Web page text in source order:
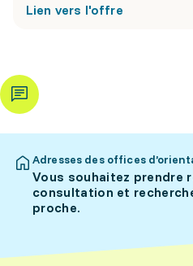
Lien vers l'offre
Adresses des offices
Vous souhaitez prendre
consultation et
proche.